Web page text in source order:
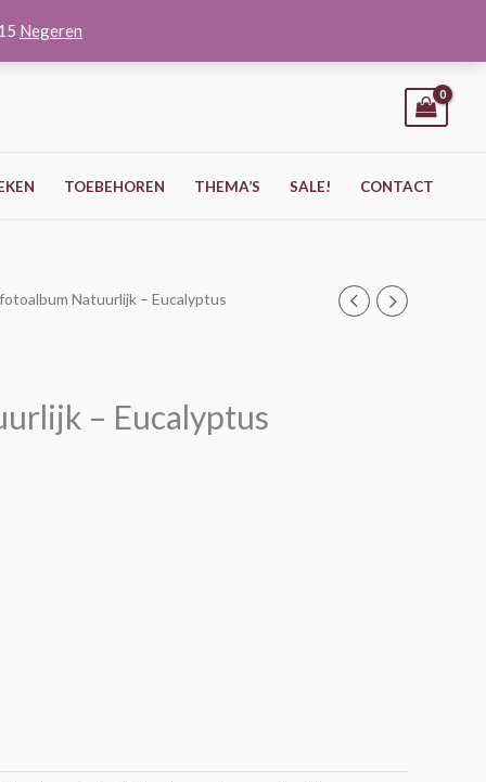
Negeren
TOEBEHOREN THEMA’S SALE! CONTACT
Natuurlijk – Eucalyptus
– Eucalyptus